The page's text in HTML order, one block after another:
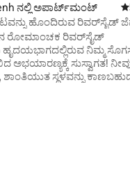
ನಲ್ಲಿ ಅಪಾರ್ಟ್‌ಮಂಟ್ 5
ಹೊಂದಿರುವ ರಿವರ್‌ಸೈಡ್
ರೋಮಾಂಚಕ ರಿವರ್‌ಸೈಡ್
ನಿಮ್ಮ
ಸುಸ್ವಾಗತ! ನೀವು
ಶಾಂತಿಯುತ ಸ್ಥಳವನ್ನು